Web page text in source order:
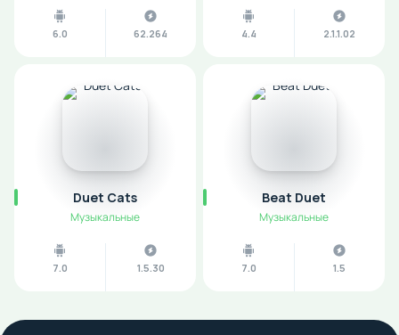
6.0 62.264 4.4 2.1.1.02
Duet Cats
Музыкальные
7.0 1.5.30
Beat Duet
Музыкальные
7.0 1.5